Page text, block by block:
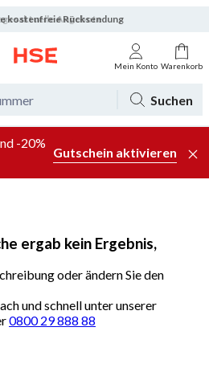
kostenfreie Rücksendung
Angebote
Mein Konto Warenkorb
Suchen
-20%
Gutschein aktivieren
ergab kein Ergebnis,
oder ändern Sie den
und schnell unter unserer
0800 29 888 88